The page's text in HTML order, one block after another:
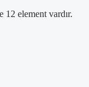
element vardır.